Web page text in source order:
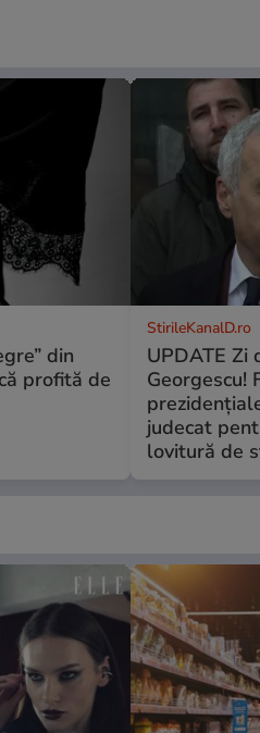
din
profită de
StirileKanalD.ro
UPDATE Zi
Georgescu!
judecat
lovitură de